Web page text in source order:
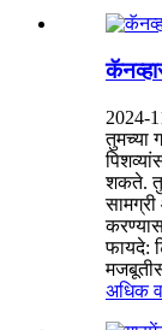
2024-
तुमच्या
शकते.
सामग्री
फायदे:
अधिक